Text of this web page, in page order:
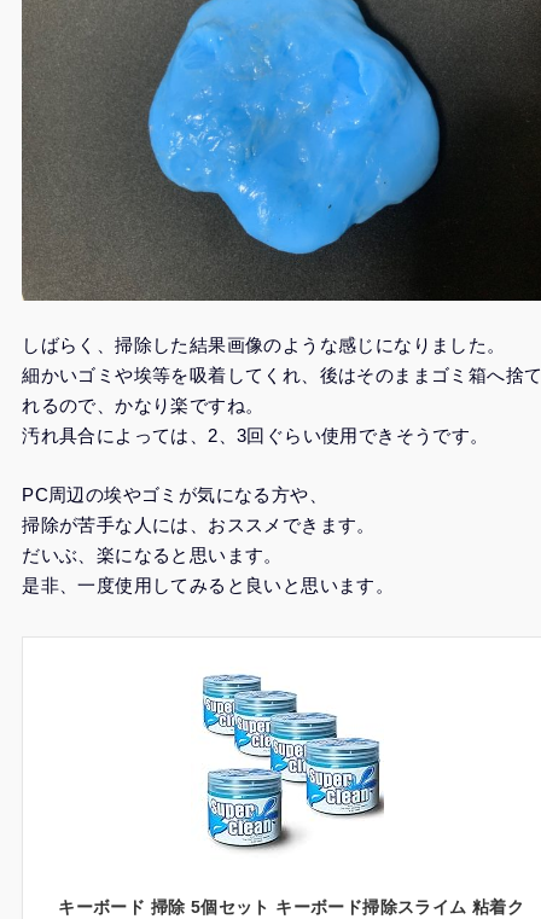
しばらく、掃除した結果画像のような感じになりました。
細かいゴミや埃等を吸着してくれ、後はそのままゴミ箱へ捨
れるので、かなり楽ですね。
汚れ具合によっては、2、3回ぐらい使用できそうです。
PC周辺の埃やゴミが気になる方や、
掃除が苦手な人には、おススメできます。
だいぶ、楽になると思います。
是非、一度使用してみると良いと思います。
キーボード 掃除 5個セット キーボード掃除スライム 粘着ク